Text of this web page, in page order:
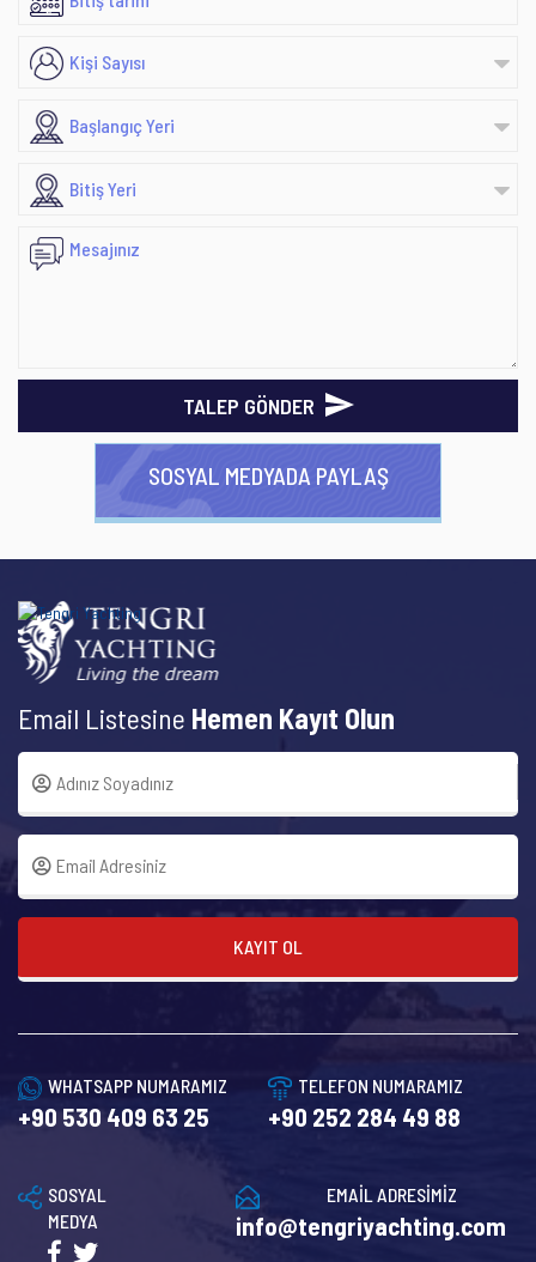
TALEP GÖNDER
SOSYAL MEDYADA PAYLAŞ
Email Listesine Hemen Kayıt Olun
KAYIT OL
WHATSAPP NUMARAMIZ
+90 530 409 63 25
TELEFON NUMARAMIZ
+90 252 284 49 88
EMAİL ADRESİMİZ
info@tengriyachting.com
SOSYAL
MEDYA